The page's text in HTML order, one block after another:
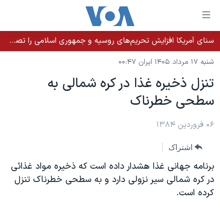
لینکهای
قابل
دسترسی
جهش
محتوای
اصلی
به
اصلی
جهش
به
جستجو
خانه
نسخه سبک وب‌سایت
موضوع ها
ایران
آمریکا
گزیده‌ها
ویژه برنامه‌ها
برنامه های تلویزیونی
جدول برنامه ها
صفحه‌های ویژه
عملیات خشم حماسی
۲۵۰سالگی آمریکا
پخش رادیویی
سنای آمریکا افزایش تحریم‌های روسیه و جمهوری اسلامی را تصویب کرد؛ زلنسکی از این اقدام تشکر کرد
شنبه ۱۷ مرداد ۱۴۰۵ ایران ۰۰:۴۷
تنزل ذخيره غذا در کره شمالی به
سطحی خطرناک
۰۶ فروردین ۱۳۸۴
اشتراک
برنامه جهانی غذا هشدار داده است که ذخيره مواد غذائی
در کره شمالی سير نزولی دارد و به سطحی خطرناک تنزل
کرده است.